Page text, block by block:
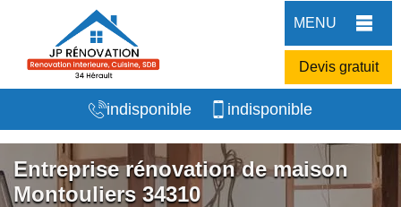
MENU
Devis gratuit
indisponible indisponible
Entreprise rénovation de maison
Montouliers 34310